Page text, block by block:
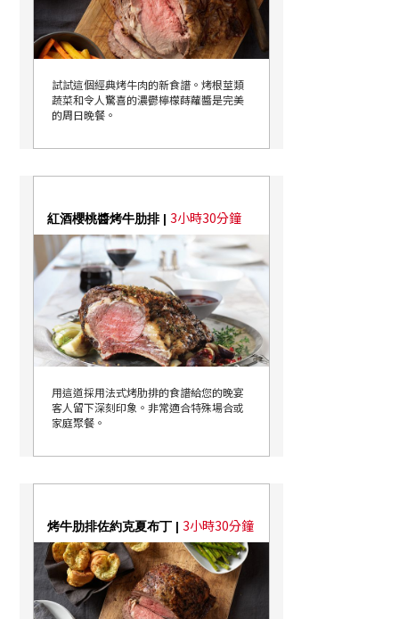
試試這個經典烤牛肉的新食譜。烤根莖類
蔬菜和令人驚喜的濃鬱檸檬蒔蘿醬是完美
的周日晚餐。
紅酒櫻桃醬烤牛肋排 | 3小時30分鐘
用這道採用法式烤肋排的食譜給您的晚宴
客人留下深刻印象。非常適合特殊場合或
家庭聚餐。
烤牛肋排佐約克夏布丁 | 3小時30分鐘